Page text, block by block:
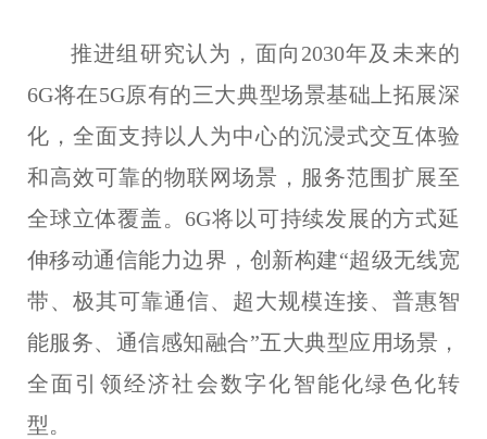
推进组研究认为， 面向2030年及未来的
6G将在5G原有的三大典型场景基础上拓展深
化， 全面支持以人为中心的沉浸式交互体验
和高效可靠的物联网场景，服务范围扩展至
全球立体覆盖。6G将以可持续发展的方式延
伸移动通信能力边界，创新构建“超级无线宽
带、极其可靠通信、超大规模连接、普惠智
能服务、通信感知融合”五大典型应用场景，
全面引领经济社会数字化智能化绿色化转
型。